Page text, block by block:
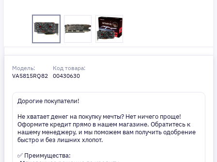
Модель:
VA5815RQ82
Код товара:
00430630
Дорогие покупатели!
Не хватает денег на покупку мечты? Нет ничего проще!
Оформите кредит прямо в нашем магазине. Обратитесь к
нашему менеджеру, и мы поможем вам получить одобрение
быстро и без лишних хлопот.
✅ Преимущества: